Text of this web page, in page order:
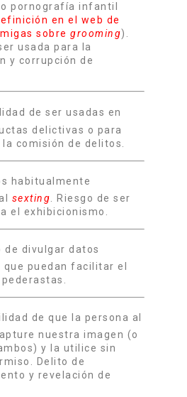
pornografía infantil
en el web de
sobre grooming).
usada para la
y corrupción de
de ser usadas en
delictivas o para
comisión de delitos.
habitualmente
sexting. Riesgo de ser
el exhibicionismo.
de divulgar datos
que puedan facilitar el
de que la persona al
nuestra imagen (o
y la utilice sin
Delito de
y revelación de